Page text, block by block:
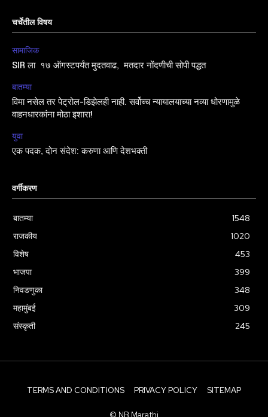
चर्चेतील विषय
सामाजिक
SIR ला १७ ऑगस्टपर्यंत मुदतवाढ, मतदार नोंदणीची सोपी पद्धत
बातम्या
विमा नसेल तर पेट्रोल-डिझेलही नाही. सर्वोच्च न्यायालयाच्या नव्या धोरणामुळे
वाहनधारकांना मोठा इशारा!
युवा
एक पदक, दोन संदेश: करुणा आणि देशभक्ती
वर्गीकरण
बातम्या
1548
राजकीय
1020
विशेष
453
भाजपा
399
निवडणुका
348
महामुंबई
309
संस्कृती
245
TERMS AND CONDITIONS PRIVACY POLICY SITEMAP
© NB Marathi